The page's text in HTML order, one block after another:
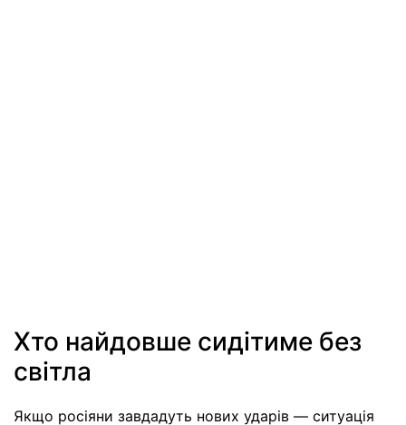
Хто найдовше сидітиме без
світла
Якщо росіяни завдадуть нових ударів — ситуація